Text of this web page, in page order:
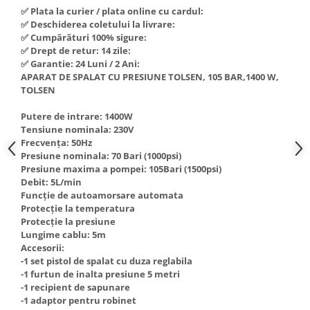
Nivela de masurat
Pistoale de impact electrice si
pneumatice
Pistoale de vopsit
Polizoare electrice de banc si
unghiulare
Rindele si freze pentru lemn
Redresoare auto - roboti de
pornire
Suflante cu aer cald
Scari metalice
Strungurii
Scule cu acumulator
Scule pentru electricieni
Hote Telescopice
Hote Traditionale
Hote Incorporabile
Hote Country
Hote Insula
Accesorii, consumabile hote
Masini de tocat carne
Masini de carnati ( CARNATARI )
Masini de spalat vase
Masini de spalat vase incorporabile
Masini de spalat vase
independente
Masini de spalat rufe
Masini de spalat rufe frontale
Masini de spalat rufe verticale
✅ Plata la curier / plata online cu cardul:
✅ Deschiderea coletului la livrare:
✅ Cumpărături 100% sigure:
✅ Drept de retur: 14 zile:
✅ Garantie: 24 Luni / 2 Ani:
APARAT DE SPALAT CU PRESIUNE TOLSEN, 105 BAR,1400 W,
TOLSEN
Putere de intrare: 1400W
Tensiune nominala: 230V
Frecvența: 50Hz
Presiune nominala: 70 Bari (1000psi)
Presiune maxima a pompei: 105Bari (1500psi)
Debit: 5L/min
Funcție de autoamorsare automata
Protecție la temperatura
Protecție la presiune
Lungime cablu: 5m
Accesorii:
-1 set pistol de spalat cu duza reglabila
-1 furtun de inalta presiune 5 metri
-1 recipient de sapunare
-1 adaptor pentru robinet